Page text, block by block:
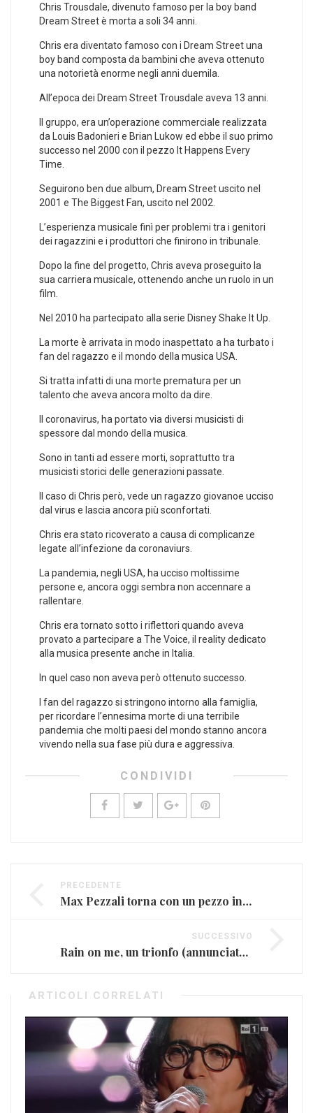
Chris Trousdale, divenuto famoso per la boy band
Dream Street è morta a soli 34 anni.
Chris era diventato famoso con i Dream Street una
boy band composta da bambini che aveva ottenuto
una notorietà enorme negli anni duemila.
All’epoca dei Dream Street Trousdale aveva 13 anni.
Il gruppo, era un’operazione commerciale realizzata
da Louis Badonieri e Brian Lukow ed ebbe il suo primo
successo nel 2000 con il pezzo It Happens Every
Time.
Seguirono ben due album, Dream Street uscito nel
2001 e The Biggest Fan, uscito nel 2002.
L’esperienza musicale finì per problemi tra i genitori
dei ragazzini e i produttori che finirono in tribunale.
Dopo la fine del progetto, Chris aveva proseguito la
sua carriera musicale, ottenendo anche un ruolo in un
film.
Nel 2010 ha partecipato alla serie Disney Shake It Up.
La morte è arrivata in modo inaspettato a ha turbato i
fan del ragazzo e il mondo della musica USA.
Si tratta infatti di una morte prematura per un
talento che aveva ancora molto da dire.
Il coronavirus, ha portato via diversi musicisti di
spessore dal mondo della musica.
Sono in tanti ad essere morti, soprattutto tra
musicisti storici delle generazioni passate.
Il caso di Chris però, vede un ragazzo giovanoe ucciso
dal virus e lascia ancora più sconfortati.
Chris era stato ricoverato a causa di complicanze
legate all’infezione da coronaviurs.
La pandemia, negli USA, ha ucciso moltissime
persone e, ancora oggi sembra non accennare a
rallentare.
Chris era tornato sotto i riflettori quando aveva
provato a partecipare a The Voice, il reality dedicato
alla musica presente anche in Italia.
In quel caso non aveva però ottenuto successo.
I fan del ragazzo si stringono intorno alla famiglia,
per ricordare l’ennesima morte di una terribile
pandemia che molti paesi del mondo stanno ancora
vivendo nella sua fase più dura e aggressiva.
CONDIVIDI
PRECEDENTE
Max Pezzali torna con un pezzo in stile 883
SUCCESSIVO
Rain on me, un trionfo (annunciato) per Lady Gaga e Ariana Grande
ARTICOLI CORRELATI